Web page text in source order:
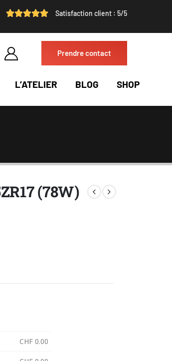
Satisfaction client : 5/5
Prendre contact
L’ATELIER BLOG SHOP
(78W)
CHF 0.00